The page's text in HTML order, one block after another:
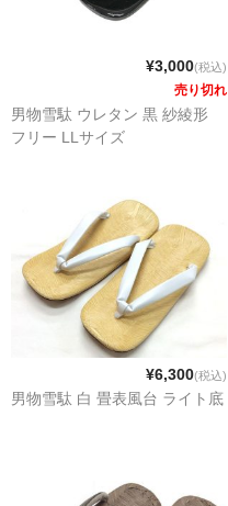
¥3,000(税込)
売り切れ
男物雪駄 ウレタン 黒 紗綾形
フリー LLサイズ
¥6,300(税込)
男物雪駄 白 畳表風台 ライト底